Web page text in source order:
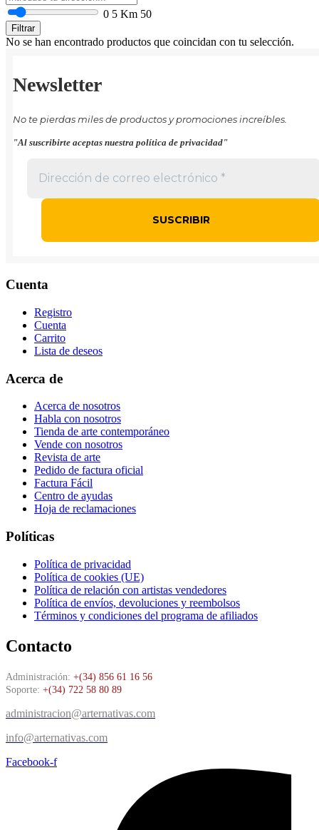
0 5 Km 50
Filtrar
No se han encontrado productos que coincidan con tu selección.
Newsletter
No te pierdas miles de productos y promociones increíbles.
"Al suscribirte aceptas nuestra política de privacidad"
Cuenta
Registro
Cuenta
Carrito
Lista de deseos
Acerca de
Acerca de nosotros
Habla con nosotros
Tienda de arte contemporáneo
Vende con nosotros
Revista de arte
Pedido de factura oficial
Factura Fácil
Centro de ayudas
Hoja de reclamaciones
Políticas
Política de privacidad
Política de cookies (UE)
Política de relación con artistas vendedores
Política de envíos, devoluciones y reembolsos
Términos y condiciones del programa de afiliados
Contacto
Administración: +(34) 856 61 16 56
Soporte: +(34) 722 58 80 89
administracion@arternativas.com
info@arternativas.com
Facebook-f